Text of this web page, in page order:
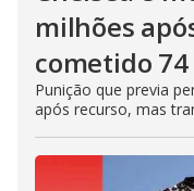
milhões
cometido
Punição que previa
após recurso, mas